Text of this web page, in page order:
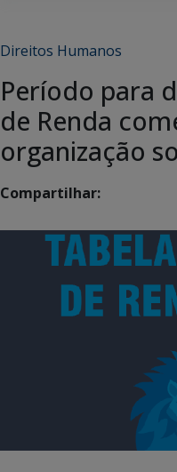
Direitos Humanos
Período para
de Renda
organização
Compartilhar: